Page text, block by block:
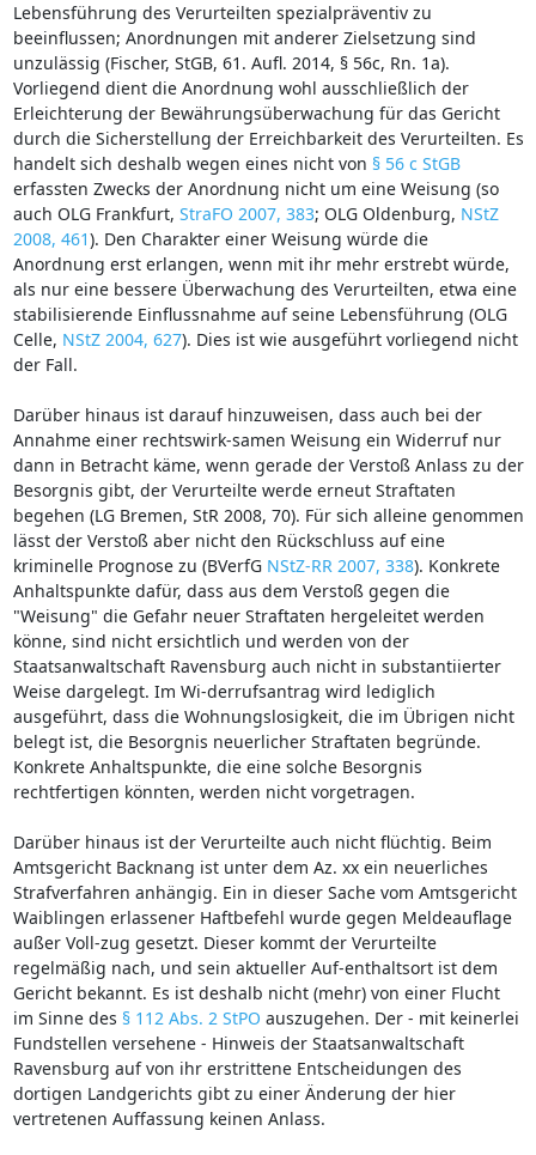
Lebensführung des Verurteilten spezialpräventiv zu
beeinflussen; Anordnungen mit anderer Zielsetzung sind
unzulässig (Fischer, StGB, 61. Aufl. 2014, § 56c, Rn. 1a).
Vorliegend dient die Anordnung wohl ausschließlich der
Erleichterung der Bewährungsüberwachung für das Gericht
durch die Sicherstellung der Erreichbarkeit des Verurteilten. Es
handelt sich deshalb wegen eines nicht von § 56 c StGB
erfassten Zwecks der Anordnung nicht um eine Weisung (so
auch OLG Frankfurt, StraFO 2007, 383; OLG Oldenburg, NStZ
2008, 461). Den Charakter einer Weisung würde die
Anordnung erst erlangen, wenn mit ihr mehr erstrebt würde,
als nur eine bessere Überwachung des Verurteilten, etwa eine
stabilisierende Einflussnahme auf seine Lebensführung (OLG
Celle, NStZ 2004, 627). Dies ist wie ausgeführt vorliegend nicht
der Fall.
Darüber hinaus ist darauf hinzuweisen, dass auch bei der
Annahme einer rechtswirk-samen Weisung ein Widerruf nur
dann in Betracht käme, wenn gerade der Verstoß Anlass zu der
Besorgnis gibt, der Verurteilte werde erneut Straftaten
begehen (LG Bremen, StR 2008, 70). Für sich alleine genommen
lässt der Verstoß aber nicht den Rückschluss auf eine
kriminelle Prognose zu (BVerfG NStZ-RR 2007, 338). Konkrete
Anhaltspunkte dafür, dass aus dem Verstoß gegen die
"Weisung" die Gefahr neuer Straftaten hergeleitet werden
könne, sind nicht ersichtlich und werden von der
Staatsanwaltschaft Ravensburg auch nicht in substantiierter
Weise dargelegt. Im Wi-derrufsantrag wird lediglich
ausgeführt, dass die Wohnungslosigkeit, die im Übrigen nicht
belegt ist, die Besorgnis neuerlicher Straftaten begründe.
Konkrete Anhaltspunkte, die eine solche Besorgnis
rechtfertigen könnten, werden nicht vorgetragen.
Darüber hinaus ist der Verurteilte auch nicht flüchtig. Beim
Amtsgericht Backnang ist unter dem Az. xx ein neuerliches
Strafverfahren anhängig. Ein in dieser Sache vom Amtsgericht
Waiblingen erlassener Haftbefehl wurde gegen Meldeauflage
außer Voll-zug gesetzt. Dieser kommt der Verurteilte
regelmäßig nach, und sein aktueller Auf-enthaltsort ist dem
Gericht bekannt. Es ist deshalb nicht (mehr) von einer Flucht
im Sinne des § 112 Abs. 2 StPO auszugehen. Der - mit keinerlei
Fundstellen versehene - Hinweis der Staatsanwaltschaft
Ravensburg auf von ihr erstrittene Entscheidungen des
dortigen Landgerichts gibt zu einer Änderung der hier
vertretenen Auffassung keinen Anlass.